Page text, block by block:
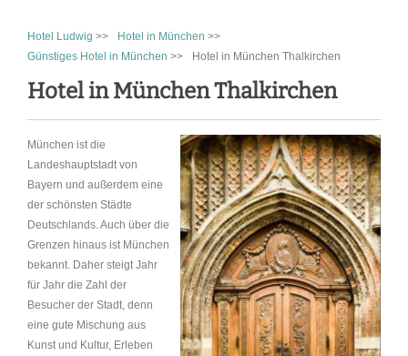
Hotel Ludwig >> Hotel in München >>
Günstiges Hotel in München >> Hotel in München Thalkirchen
Hotel in München Thalkirchen
München ist die
Landeshauptstadt von
Bayern und außerdem eine
der schönsten Städte
Deutschlands. Auch über die
Grenzen hinaus ist München
bekannt. Daher steigt Jahr
für Jahr die Zahl der
Besucher der Stadt, denn
eine gute Mischung aus
Kunst und Kultur, Erleben